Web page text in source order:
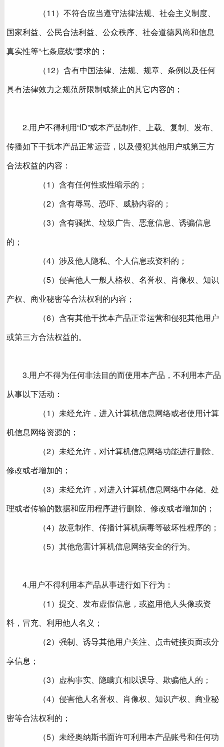
（11）不符合应当遵守法律法规、社会主义制度、
国家利益、公民合法利益、公众秩序、社会道德风尚和信息
真实性等“七条底线”要求的；
（12）含有中国法律、法规、规章、条例以及任何
具有法律效力之规范所限制或禁止的其它内容的；
2.用户不得利用“ID”或本产品制作、上载、复制、发布、
传播如下干扰本产品正常运营，以及侵犯其他用户或第三方
合法权益的内容：
（1）含有任何性或性暗示的；
（2）含有辱骂、恐吓、威胁内容的；
（3）含有骚扰、垃圾广告、恶意信息、诱骗信息
的；
（4）涉及他人隐私、个人信息或资料的；
（5）侵害他人一般人格权、名誉权、肖像权、知识
产权、商业秘密等合法权利的内容；
（6）含有其他干扰本产品正常运营和侵犯其他用户
或第三方合法权益的。
3.用户不得为任何非法目的而使用本产品，不利用本产品
从事以下活动：
（1）未经允许，进入计算机信息网络或者使用计算
机信息网络资源的；
（2）未经允许，对计算机信息网络功能进行删除、
修改或者增加的；
（3）未经允许，对进入计算机信息网络中存储、处
理或者传输的数据和应用程序进行删除、修改或者增加的；
（4）故意制作、传播计算机病毒等破坏性程序的；
（5）其他危害计算机信息网络安全的行为。
4.用户不得利用本产品从事进行如下行为：
（1）提交、发布虚假信息，或盗用他人头像或资
料，冒充、利用他人名义；
（2）强制、诱导其他用户关注、点击链接页面或分
享信息；
（3）虚构事实、隐瞒真相以误导、欺骗他人的；
（4）侵害他人名誉权、肖像权、知识产权、商业秘
密等合法权利的；
（5）未经奥纳斯书面许可利用本产品账号和任何功